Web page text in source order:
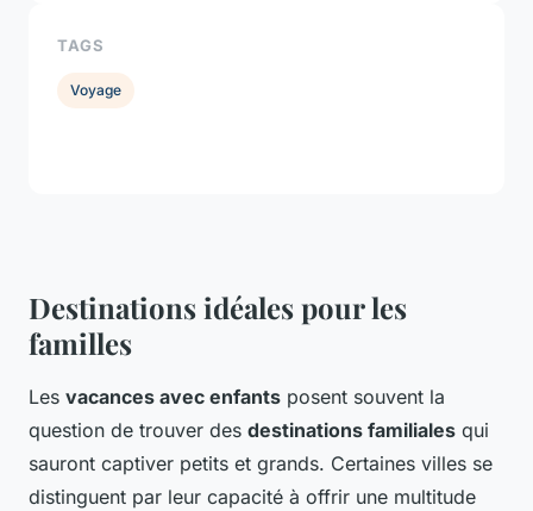
Destinations idéales pour les
familles
Les vacances avec enfants posent souvent la
question de trouver des destinations familiales qui
sauront captiver petits et grands. Certaines villes se
distinguent par leur capacité à offrir une multitude
TAGS
Voyage